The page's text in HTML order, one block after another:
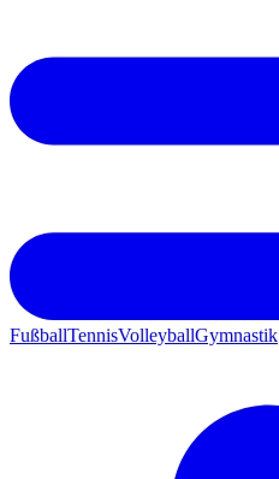
FußballTennisVolleyballGymnastik